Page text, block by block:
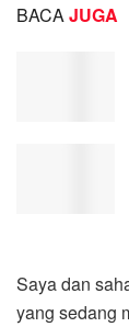
BACAJUGA
Saya dan
yang sedang